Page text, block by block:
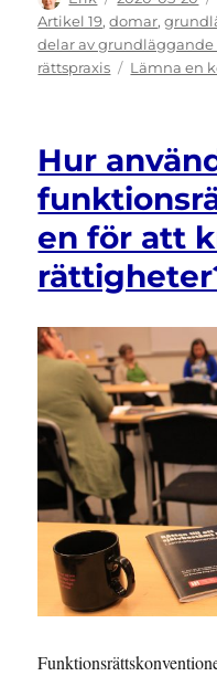
den
Artikel 19,domar,
delar av grundläggande
rättspraxis
Lämna en
Hur
en för att